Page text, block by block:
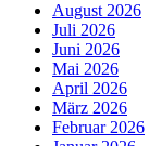
August 2026
Juli 2026
Juni 2026
Mai 2026
April 2026
März 2026
Februar 2026